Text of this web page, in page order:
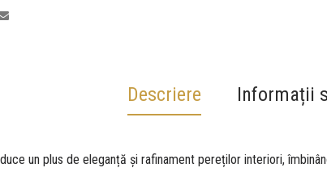
Descriere Informații
un plus de eleganță și rafinament pereților interiori,